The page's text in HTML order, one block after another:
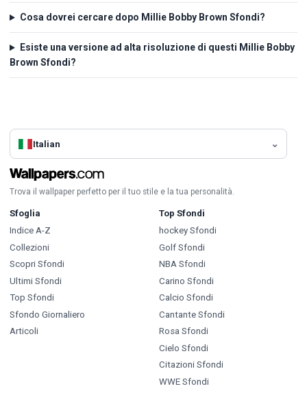
Cosa dovrei cercare dopo Millie Bobby Brown Sfondi?
Esiste una versione ad alta risoluzione di questi Millie Bobby
Brown Sfondi?
Italian
Trova il wallpaper perfetto per il tuo stile e la tua personalità.
Sfoglia
Indice A-Z
Collezioni
Scopri Sfondi
Ultimi Sfondi
Top Sfondi
Sfondo Giornaliero
Articoli
Top Sfondi
hockey Sfondi
Golf Sfondi
NBA Sfondi
Carino Sfondi
Calcio Sfondi
Cantante Sfondi
Rosa Sfondi
Cielo Sfondi
Citazioni Sfondi
WWE Sfondi